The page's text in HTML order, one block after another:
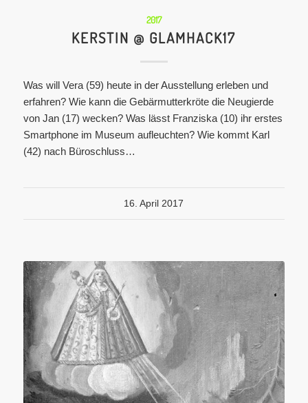
2017
KERSTIN @ GLAMHACK17
Was will Vera (59) heute in der Ausstellung erleben und
erfahren? Wie kann die Gebärmutterkröte die Neugierde
von Jan (17) wecken? Was lässt Franziska (10) ihr erstes
Smartphone im Museum aufleuchten? Wie kommt Karl
(42) nach Büroschluss…
16. April 2017